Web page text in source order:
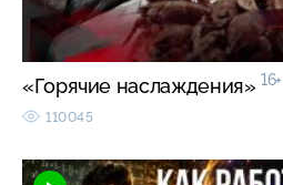
«Горячие наслаждения» 16+
110045